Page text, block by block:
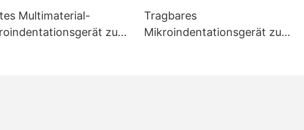
Multimaterial-
zur
Tragbares
Mikroindentationsgerät zur